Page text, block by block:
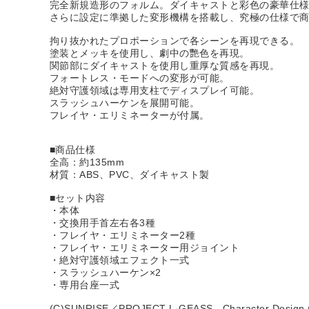
完全新規造形のフォルム。ダイキャストと彩色の豪華仕様
さらに設定に準拠した変形機構を搭載し、究極の仕様で商
拘り抜かれたプロポーションで各シーンを再現できる。
塗装とメッキを使用し、劇中の艷色を再現。
関節部にダイキャストを使用し重厚な質感を再現。
フォートレス・モードへの変形が可能。
絶対守護領域は専用支柱でディスプレイ可能。
スラッシュハーケンを展開可能。
フレイヤ・エリミネーターが付属。
■商品仕様
全高：約135mm
材質：ABS、PVC、ダイキャスト製
■セット内容
・本体
・交換用手首左右各3種
・フレイヤ・エリミネーター2種
・フレイヤ・エリミネーター用ジョイント
・絶対守護領域エフェクト一式
・スラッシュハーケン×2
・専用台座一式